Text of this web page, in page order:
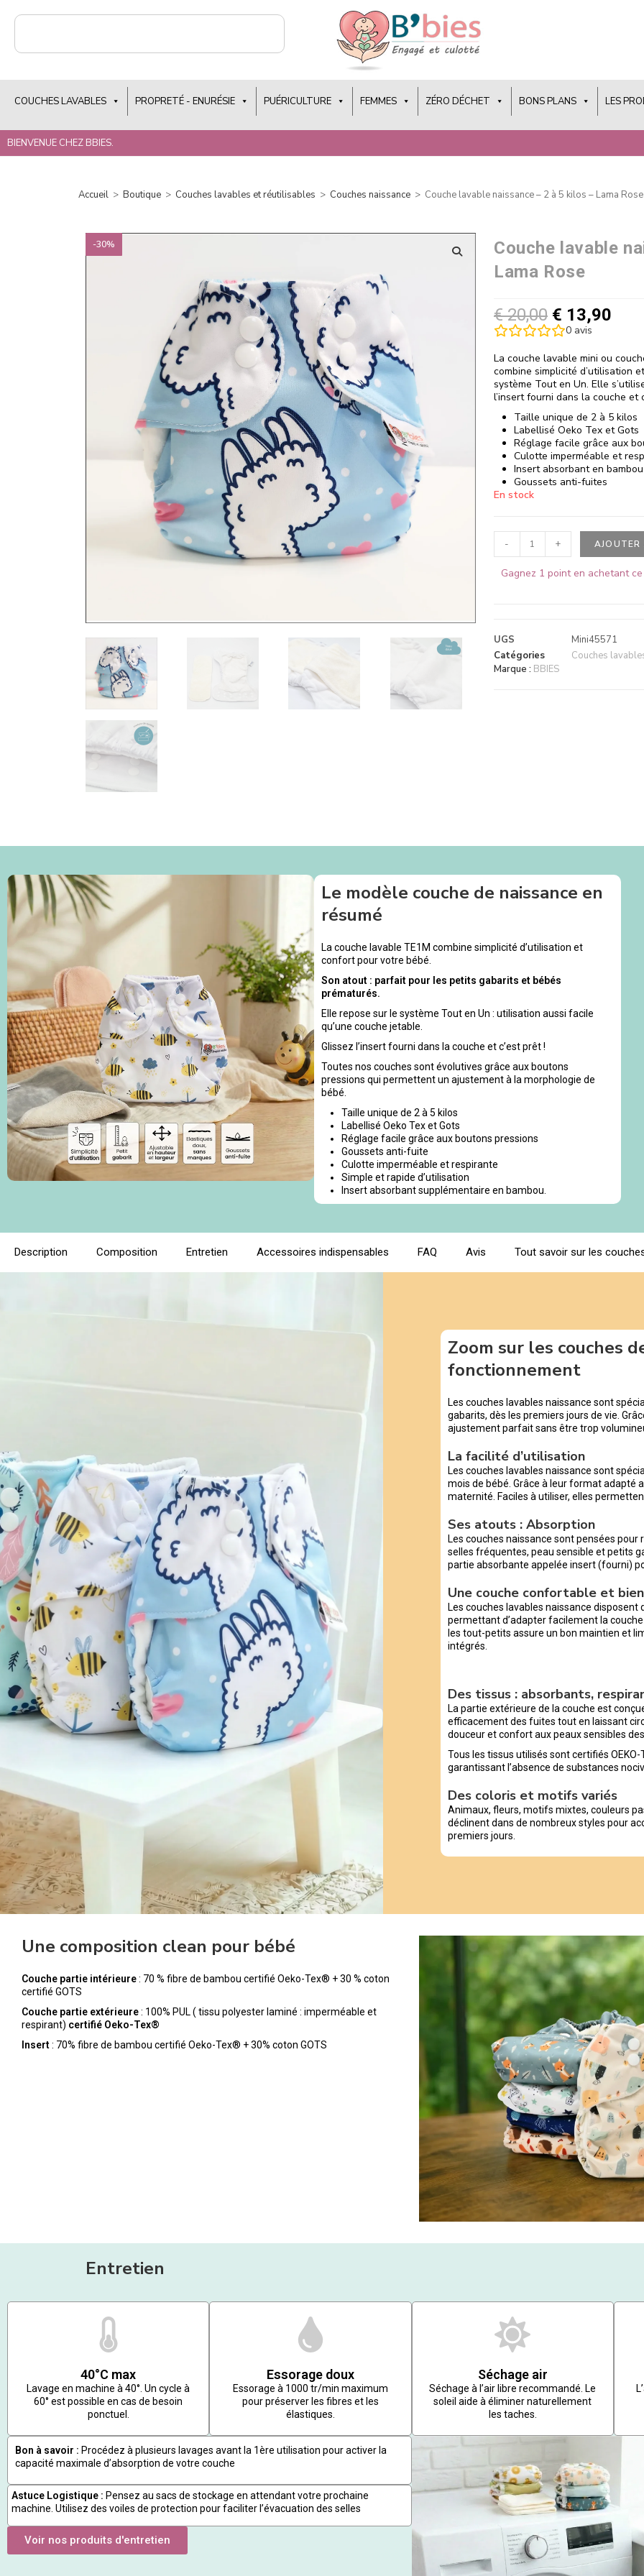
COUCHES LAVABLES PROPRETÉ - ENURÉSIE PUÉRICULTURE FEMMES ZÉRO DÉCHET BONS PLANS LES
BIENVENUE CHEZ BBIES.
Accueil > Boutique > Couches lavables et réutilisables > Couches naissance > Couche lavable naissance – 2 à 5 kilos – Lama Rose
-30%
Couche lavable
Lama Rose
€20,00 € 13,90
0avis
La couche lavable mini ou
combine simplicité d’utilisation
système Tout en Un. Elle
l’insert fourni dans la couche et
Taille unique de 2 à 5 kilos
Labellisé Oeko Tex et Gots
Réglage facile grâce aux
Culotte imperméable et
Insert absorbant en bambou
Goussets anti-fuites
En stock
- + AJOUTER
Gagnez 1 point en achetant
UGS
Mini45571
Catégories
Couches
Marque : BBIES
Le modèle couche de naissance en
résumé
La couche lavable TE1M combine simplicité d’utilisation et
confort pour votre bébé.
Son atout : parfait pour les petits gabarits et bébés
prématurés.
Elle repose sur le système Tout en Un : utilisation aussi facile
qu’une couche jetable.
Glissez l’insert fourni dans la couche et c’est prêt !
Toutes nos couches sont évolutives grâce aux boutons
pressions qui permettent un ajustement à la morphologie de
bébé.
Taille unique de 2 à 5 kilos
Labellisé Oeko Tex et Gots
Réglage facile grâce aux boutons pressions
Goussets anti-fuite
Culotte imperméable et respirante
Simple et rapide d’utilisation
Insert absorbant supplémentaire en bambou.
Description Composition Entretien Accessoires indispensables FAQ Avis Tout savoir sur les
Zoom sur les couches
fonctionnement
Les couches lavables naissance sont
gabarits, dès les premiers jours de vie.
ajustement parfait sans être trop
La facilité d’utilisation
Les couches lavables naissance sont
mois de bébé. Grâce à leur format
maternité. Faciles à utiliser, elles
Ses atouts : Absorption
Les couches naissance sont pensées
selles fréquentes, peau sensible et petits
partie absorbante appelée insert (fourni)
Une couche confortable et
Les couches lavables naissance
permettant d’adapter facilement la
les tout-petits assure un bon maintien et
intégrés.
Des tissus : absorbants,
La partie extérieure de la couche est
efficacement des fuites tout en laissant
douceur et confort aux peaux sensibles
Tous les tissus utilisés sont certifiés
garantissant l’absence de substances
Des coloris et motifs variés
Animaux, fleurs, motifs mixtes, couleurs
déclinent dans de nombreux styles pour
premiers jours.
Une composition clean pour bébé
Couche partie intérieure: 70 % fibre de bambou certifié Oeko-Tex® + 30 % coton
certifié GOTS
Couche partie extérieure: 100% PUL ( tissu polyester laminé : imperméable et
respirant) certifié Oeko-Tex®
Insert: 70% fibre de bambou certifié Oeko-Tex® + 30% coton GOTS
Entretien
40°C max
Lavage en machine à 40°. Un cycle à
60° est possible en cas de besoin
ponctuel.
Essorage doux
Essorage à 1000 tr/min maximum
pour préserver les fibres et les
élastiques.
Séchage air
Séchage à l’air libre recommandé. Le
soleil aide à éliminer naturellement
les taches.
Bon à savoir : Procédez à plusieurs lavages avant la 1ère utilisation pour activer la
capacité maximale d’absorption de votre couche
Astuce Logistique : Pensez au sacs de stockage en attendant votre prochaine
machine. Utilisez des voiles de protection pour faciliter l’évacuation des selles
Voir nos produits d'entretien